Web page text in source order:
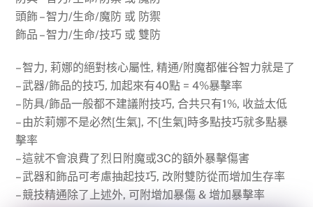
頭飾 – 智力/生命/魔防 或 防禦
飾品 – 智力/生命/技巧 或 雙防
– 智力, 莉娜的絕對核心屬性, 精通/附魔都催谷智力就是了
– 武器/飾品的技巧, 加起來有40點 = 4%暴擊率
– 防具/飾品一般都不建議附技巧, 合共只有1%, 收益太低
– 由於莉娜不是必然[生氣], 不[生氣]時多點技巧就多點暴
擊率
– 這就不會浪費了烈日附魔或3C的額外暴擊傷害
– 武器和飾品可考慮抽起技巧, 改附雙防從而增加生存率
– 競技精通除了上述外, 可附增加暴傷 & 增加暴擊率